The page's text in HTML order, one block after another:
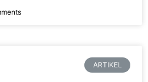
ARTIKEL